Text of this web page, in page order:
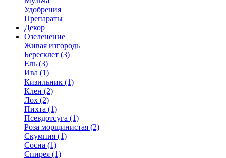
Удобрения
Препараты
Декор
Озеленение
Живая изгородь
Бересклет (3)
Ель (3)
Ива (1)
Кизильник (1)
Клен (2)
Лох (2)
Пихта (1)
Псевдотсуга (1)
Роза морщинистая (2)
Скумпия (1)
Сосна (1)
Спирея (1)